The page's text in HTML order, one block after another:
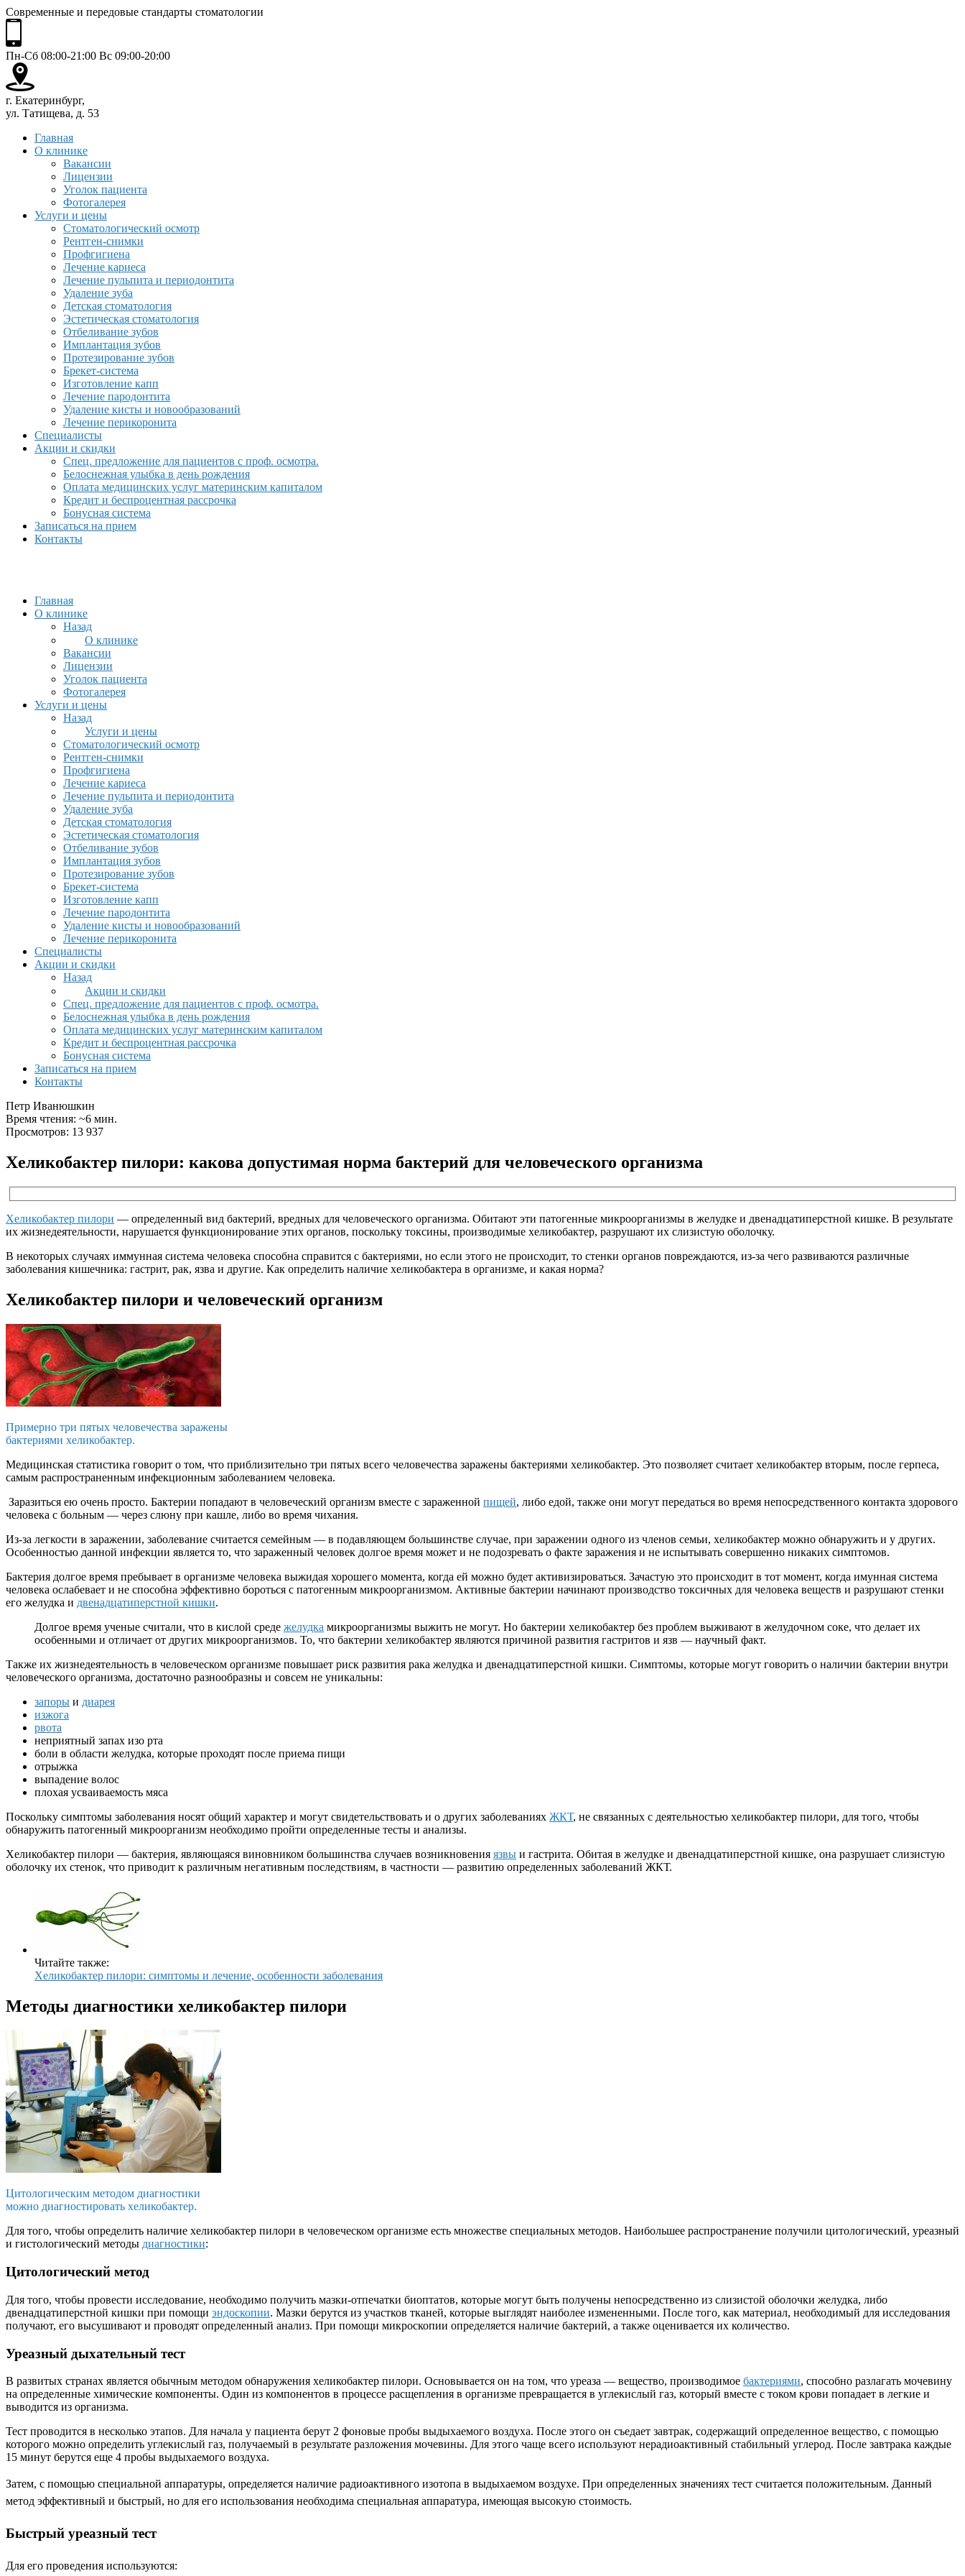
Современные и передовые стандарты стоматологии
Пн-Сб 08:00-21:00 Вс 09:00-20:00
г. Екатеринбург,
ул. Татищева, д. 53
Главная
О клинике
Вакансии
Лицензии
Уголок пациента
Фотогалерея
Услуги и цены
Стоматологический осмотр
Рентген-снимки
Профгигиена
Лечение кариеса
Лечение пульпита и периодонтита
Удаление зуба
Детская стоматология
Эстетическая стоматология
Отбеливание зубов
Имплантация зубов
Протезирование зубов
Брекет-система
Изготовление капп
Лечение пародонтита
Удаление кисты и новообразований
Лечение перикоронита
Специалисты
Акции и скидки
Спец. предложение для пациентов с проф. осмотра.
Белоснежная улыбка в день рождения
Оплата медицинских услуг материнским капиталом
Кредит и беспроцентная рассрочка
Бонусная система
Записаться на прием
Контакты
Главная
О клинике
Назад
О клинике
Вакансии
Лицензии
Уголок пациента
Фотогалерея
Услуги и цены
Назад
Услуги и цены
Стоматологический осмотр
Рентген-снимки
Профгигиена
Лечение кариеса
Лечение пульпита и периодонтита
Удаление зуба
Детская стоматология
Эстетическая стоматология
Отбеливание зубов
Имплантация зубов
Протезирование зубов
Брекет-система
Изготовление капп
Лечение пародонтита
Удаление кисты и новообразований
Лечение перикоронита
Специалисты
Акции и скидки
Назад
Акции и скидки
Спец. предложение для пациентов с проф. осмотра.
Белоснежная улыбка в день рождения
Оплата медицинских услуг материнским капиталом
Кредит и беспроцентная рассрочка
Бонусная система
Записаться на прием
Контакты
Петр Иванюшкин
Время чтения: ~6 мин.
Просмотров: 13 937
Хеликобактер пилори: какова допустимая норма бактерий для человеческого организма
Хеликобактер пилори — определенный вид бактерий, вредных для человеческого организма. Обитают эти патогенные микроорганизмы в желудке и двенадцатиперстной кишке. В результате
их жизнедеятельности, нарушается функционирование этих органов, поскольку токсины, производимые хеликобактер, разрушают их слизистую оболочку.
В некоторых случаях иммунная система человека способна справится с бактериями, но если этого не происходит, то стенки органов повреждаются, из-за чего развиваются различные
заболевания кишечника: гастрит, рак, язва и другие. Как определить наличие хеликобактера в организме, и какая норма?
Хеликобактер пилори и человеческий организм
Примерно три пятых человечества заражены
бактериями хеликобактер.
Медицинская статистика говорит о том, что приблизительно три пятых всего человечества заражены бактериями хеликобактер. Это позволяет считает хеликобактер вторым, после герпеса,
самым распространенным инфекционным заболеванием человека.
Заразиться ею очень просто. Бактерии попадают в человеческий организм вместе с зараженной пищей, либо едой, также они могут передаться во время непосредственного контакта здорового
человека с больным — через слюну при кашле, либо во время чихания.
Из-за легкости в заражении, заболевание считается семейным — в подавляющем большинстве случае, при заражении одного из членов семьи, хеликобактер можно обнаружить и у других.
Особенностью данной инфекции является то, что зараженный человек долгое время может и не подозревать о факте заражения и не испытывать совершенно никаких симптомов.
Бактерия долгое время пребывает в организме человека выжидая хорошего момента, когда ей можно будет активизироваться. Зачастую это происходит в тот момент, когда имунная система
человека ослабевает и не способна эффективно бороться с патогенным микроорганизмом. Активные бактерии начинают производство токсичных для человека веществ и разрушают стенки
его желудка и двенадцатиперстной кишки.
Долгое время ученые считали, что в кислой среде желудка микроорганизмы выжить не могут. Но бактерии хеликобактер без проблем выживают в желудочном соке, что делает их
особенными и отличает от других микроорганизмов. То, что бактерии хеликобактер являются причиной развития гастритов и язв — научный факт.
Также их жизнедеятельность в человеческом организме повышает риск развития рака желудка и двенадцатиперстной кишки. Симптомы, которые могут говорить о наличии бактерии внутри
человеческого организма, достаточно разнообразны и совсем не уникальны:
запоры и диарея
изжога
рвота
неприятный запах изо рта
боли в области желудка, которые проходят после приема пищи
отрыжка
выпадение волос
плохая усваиваемость мяса
Поскольку симптомы заболевания носят общий характер и могут свидетельствовать и о других заболеваниях ЖКТ, не связанных с деятельностью хеликобактер пилори, для того, чтобы
обнаружить патогенный микроорганизм необходимо пройти определенные тесты и анализы.
Хеликобактер пилори — бактерия, являющаяся виновником большинства случаев возникновения язвы и гастрита. Обитая в желудке и двенадцатиперстной кишке, она разрушает слизистую
оболочку их стенок, что приводит к различным негативным последствиям, в частности — развитию определенных заболеваний ЖКТ.
Читайте также:
Хеликобактер пилори: симптомы и лечение, особенности заболевания
Методы диагностики хеликобактер пилори
Цитологическим методом диагностики
можно диагностировать хеликобактер.
Для того, чтобы определить наличие хеликобактер пилори в человеческом организме есть множестве специальных методов. Наибольшее распространение получили цитологический, уреазный
и гистологический методы диагностики:
Цитологический метод
Для того, чтобы провести исследование, необходимо получить мазки-отпечатки биоптатов, которые могут быть получены непосредственно из слизистой оболочки желудка, либо
двенадцатиперстной кишки при помощи эндоскопии. Мазки берутся из участков тканей, которые выглядят наиболее измененными. После того, как материал, необходимый для исследования
получают, его высушивают и проводят определенный анализ. При помощи микроскопии определяется наличие бактерий, а также оценивается их количество.
Уреазный дыхательный тест
В развитых странах является обычным методом обнаружения хеликобактер пилори. Основывается он на том, что уреаза — вещество, производимое бактериями, способно разлагать мочевину
на определенные химические компоненты. Один из компонентов в процессе расщепления в организме превращается в углекислый газ, который вместе с током крови попадает в легкие и
выводится из организма.
Тест проводится в несколько этапов. Для начала у пациента берут 2 фоновые пробы выдыхаемого воздуха. После этого он съедает завтрак, содержащий определенное вещество, с помощью
которого можно определить углекислый газ, получаемый в результате разложения мочевины. Для этого чаще всего используют нерадиоактивный стабильный углерод. После завтрака каждые
15 минут берутся еще 4 пробы выдыхаемого воздуха.
Затем, с помощью специальной аппаратуры, определяется наличие радиоактивного изотопа в выдыхаемом воздухе. При определенных значениях тест считается положительным. Данный
метод эффективный и быстрый, но для его использования необходима специальная аппаратура, имеющая высокую стоимость.
Быстрый уреазный тест
Для его проведения используются: